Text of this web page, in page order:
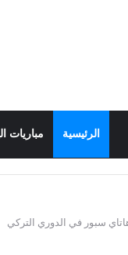
الرئيسية مباريات
سبور في الدوري التركي